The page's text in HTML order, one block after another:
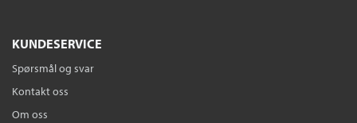
KUNDESERVICE
Spørsmål og svar
Kontakt oss
Om oss